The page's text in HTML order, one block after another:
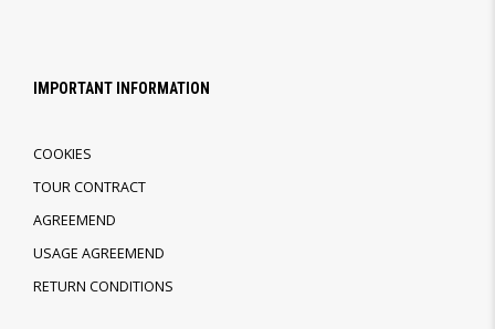
IMPORTANT INFORMATION
COOKIES
TOUR CONTRACT
AGREEMEND
USAGE AGREEMEND
RETURN CONDITIONS